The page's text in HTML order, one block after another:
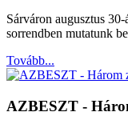
Sárváron augusztus
sorrendben mutatunk
Tovább...
AZBESZT -